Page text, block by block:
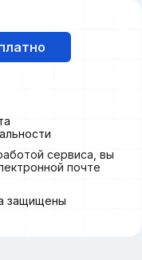
сервиса, вы
почте
защищены